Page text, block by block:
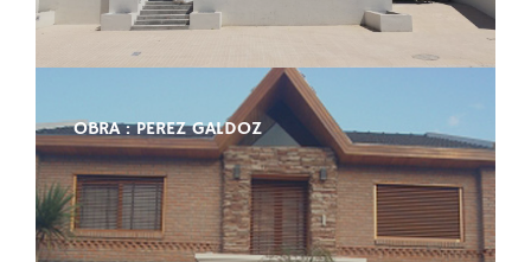
OBRA : PEREZ GALDOZ